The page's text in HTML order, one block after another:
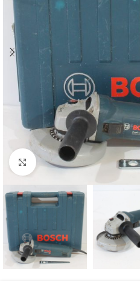
Klikk for større bilde